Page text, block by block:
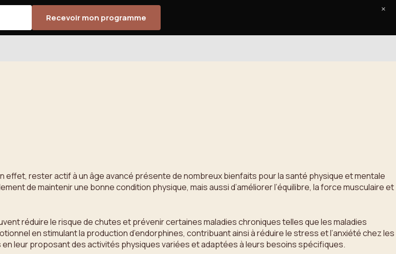
effet, rester actif à un âge avancé présente de nombreux bienfaits pour la santé physique et mentale
de maintenir une bonne condition physique, mais aussi d’améliorer l’équilibre, la force musculaire et
réduire le risque de chutes et prévenir certaines maladies chroniques telles que les maladies
en stimulant la production d’endorphines, contribuant ainsi à réduire le stress et l’anxiété chez les
leur proposant des activités physiques variées et adaptées à leurs besoins spécifiques.
Recevoir mon programme
×